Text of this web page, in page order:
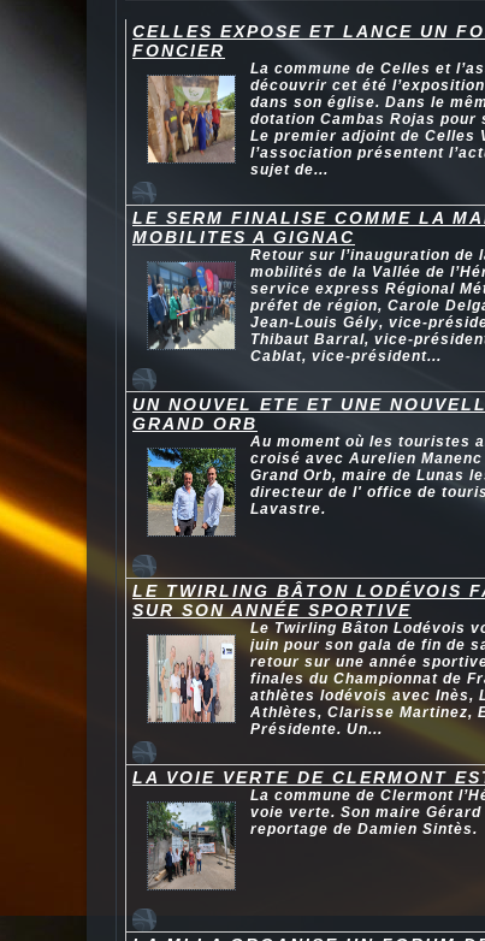
CELLES EXPOSE ET LANCE UN
FONCIER
La commune de Celles et
découvrir cet été
dans son église. Dans le
dotation Cambas Rojas
Le premier adjoint de Celles
l’association présentent
sujet de...
LE SERM FINALISE COMME LA
MOBILITES A GIGNAC
Retour sur l’inauguration de
mobilités de la Vallée de
service express Régional
préfet de région, Carole
Jean-Louis Gély, vice-
Thibaut Barral, vice-
Cablat, vice-président...
UN NOUVEL ETE ET UNE
GRAND ORB
Au moment où les touristes
croisé avec Aurelien
Grand Orb, maire de Lunas
directeur de l' office de
Lavastre.
LE TWIRLING BÂTON LODÉVOIS
SUR SON ANNÉE SPORTIVE
Le Twirling Bâton Lodévois
juin pour son gala de fin de
retour sur une année
finales du Championnat de
athlètes lodévois avec Inès,
Athlètes, Clarisse Martinez,
Présidente. Un...
LA VOIE VERTE DE CLERMONT
La commune de Clermont
voie verte. Son maire
reportage de Damien Sintès.